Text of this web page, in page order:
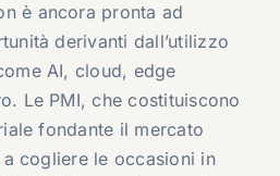
è ancora pronta ad
derivanti dall’utilizzo
AI, cloud, edge
Le PMI, che costituiscono
fondante il mercato
cogliere le occasioni in